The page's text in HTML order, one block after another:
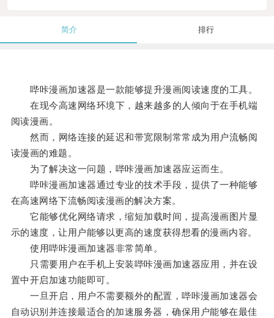
简介 排行
哔咔漫画加速器是一款能够提升漫画阅读速度的工具。
在现今高速网络环境下，越来越多的人倾向于在手机端
阅读漫画。
然而，网络连接的延迟和带宽限制常常成为用户流畅阅
读漫画的难题。
为了解决这一问题，哔咔漫画加速器应运而生。
哔咔漫画加速器通过专业的技术手段，提供了一种能够
在高速网络下流畅阅读漫画的解决方案。
它能够优化网络请求，缩短加载时间，提高漫画图片显
示的速度，让用户能够以更高的速度获得想看的漫画内容。
使用哔咔漫画加速器非常简单。
只需要用户在手机上安装哔咔漫画加速器应用，并在设
置中开启加速功能即可。
一旦开启，用户不需要额外的配置，哔咔漫画加速器会
自动识别并连接最适合的加速服务器，确保用户能够在最佳